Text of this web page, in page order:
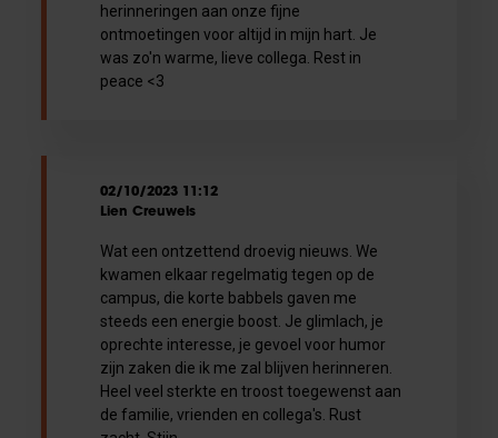
herinneringen aan onze fijne
ontmoetingen voor altijd in mijn hart. Je
was zo'n warme, lieve collega. Rest in
peace <3
02/10/2023 11:12
Lien Creuwels
Wat een ontzettend droevig nieuws. We
kwamen elkaar regelmatig tegen op de
campus, die korte babbels gaven me
steeds een energie boost. Je glimlach, je
oprechte interesse, je gevoel voor humor
zijn zaken die ik me zal blijven herinneren.
Heel veel sterkte en troost toegewenst aan
de familie, vrienden en collega's. Rust